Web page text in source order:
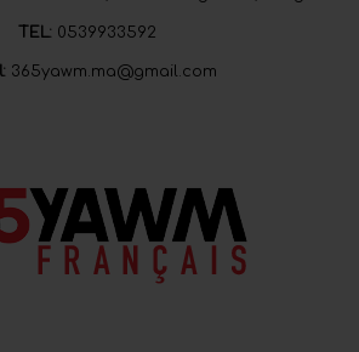
TEL: 0539933592
365yawm.ma@gmail.com